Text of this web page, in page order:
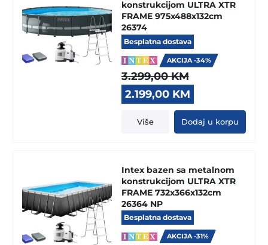
konstrukcijom ULTRA XTR
FRAME 975x488x132cm
26374
Besplatna dostava
AKCIJA -34%
3.299,00KM
Original
price
was:
3.299,00 KM.
2.199,00 KM
price
is:
2.199,00 KM.
Više Dodaj u korpu
Intex bazen sa metalnom
konstrukcijom ULTRA XTR
FRAME 732x366x132cm
26364 NP
Besplatna dostava
AKCIJA -31%